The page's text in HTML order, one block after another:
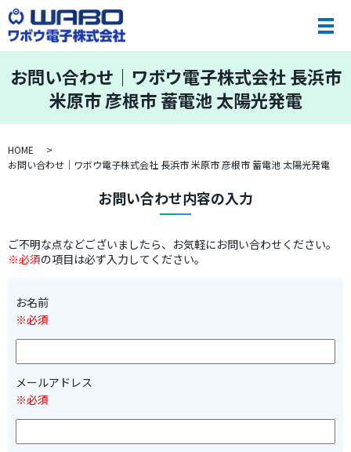
お問い合わせ｜ワボウ電子株式会社 長浜市
米原市 彦根市 蓄電池 太陽光発電
HOME
お問い合わせ｜ワボウ電子株式会社 長浜市 米原市 彦根市 蓄電池 太陽光発電
お問い合わせ内容の入力
ご不明な点などございましたら、お気軽にお問い合わせください。
※必須の項目は必ず入力してください。
お名前
※必須
メールアドレス
※必須